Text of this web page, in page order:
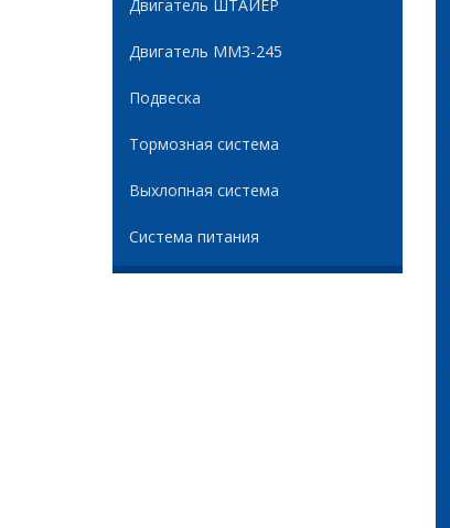
Двигатель ШТАЙЕР
Двигатель ММЗ-245
Подвеска
Тормозная система
Выхлопная система
Система питания